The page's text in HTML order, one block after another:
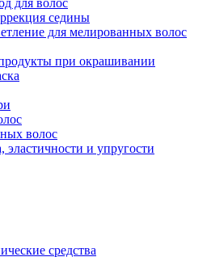
для волос
седины
для мелированных волос
при окрашивании
волос
и упругости
средства